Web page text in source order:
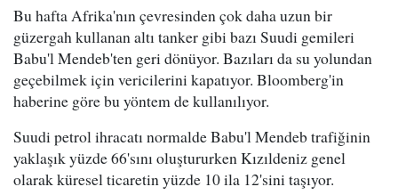
Bu hafta Afrika'nın çevresinden çok daha uzun bir
güzergah kullanan altı tanker gibi bazı Suudi gemileri
Babu'l Mendeb'ten geri dönüyor. Bazıları da su yolundan
geçebilmek için vericilerini kapatıyor. Bloomberg'in
haberine göre bu yöntem de kullanılıyor.
Suudi petrol ihracatı normalde Babu'l Mendeb trafiğinin
yaklaşık yüzde 66'sını oluştururken Kızıldeniz genel
olarak küresel ticaretin yüzde 10 ila 12'sini taşıyor.